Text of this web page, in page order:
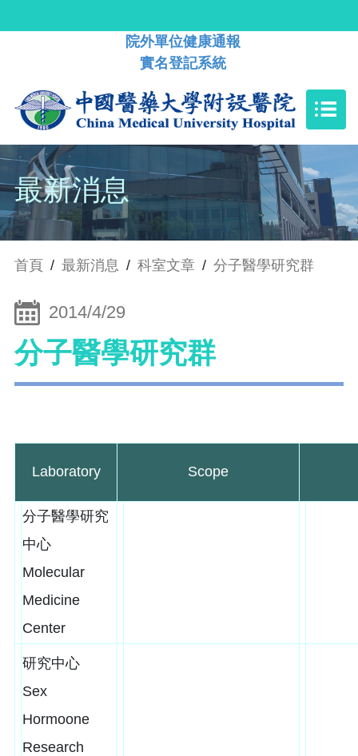
院外單位健康通報
實名登記系統
最新消息
首頁 / 最新消息 / 科室文章 / 分子醫學研究群
2014/4/29
分子醫學研究群
Laboratory Scope
分子醫學研究
中心
Molecular
Medicine
Center
研究中心
Sex
Hormoone
Research